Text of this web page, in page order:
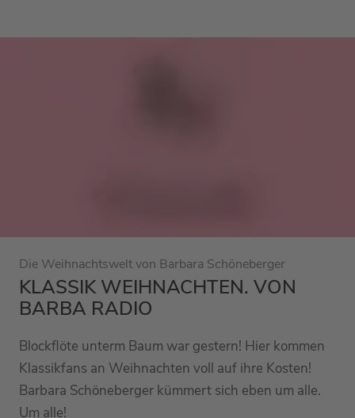
Die Weihnachtswelt von Barbara Schöneberger
KLASSIK WEIHNACHTEN. VON
BARBA RADIO
Blockflöte unterm Baum war gestern! Hier kommen
Klassikfans an Weihnachten voll auf ihre Kosten!
Barbara Schöneberger kümmert sich eben um alle.
Um alle!